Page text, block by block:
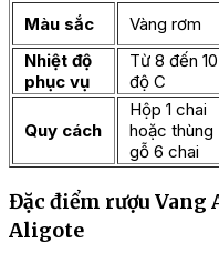
Màu sắc
Vàng rơm
Nhiệt độ
phục vụ
Từ 8 đến 10
độ C
Quy cách
Hộp 1 chai
hoặc thùng
gỗ 6 chai
Đặc điểm rượu
Aligote